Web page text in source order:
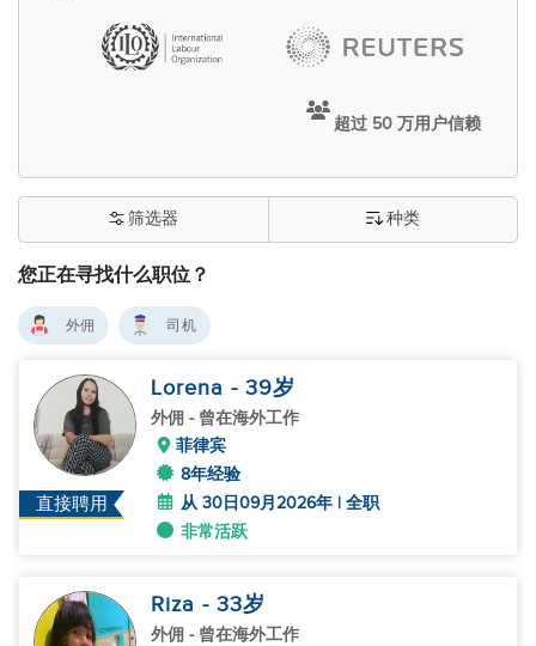
超过 50 万用户信赖
您正在寻找什么职位？
筛选器 种类
外佣 司机
直接聘用
Lorena - 39岁
外佣 - 曾在海外工作
菲律宾
8年经验
从 30日09月2026年 | 全职
非常活跃
Riza - 33岁
外佣 - 曾在海外工作